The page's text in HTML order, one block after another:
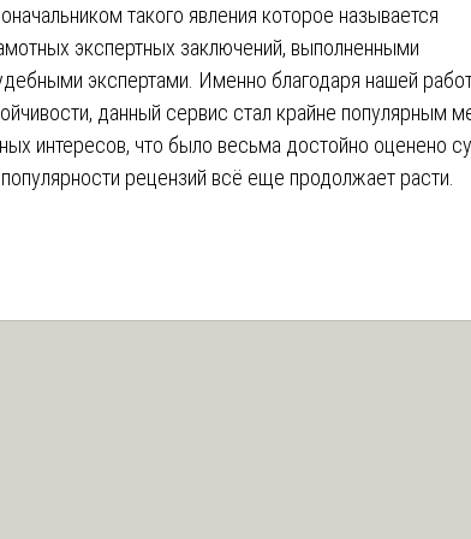
такого явления которое называется
экспертных заключений, выполненными
экспертами. Именно благодаря нашей
данный сервис стал крайне популярным
интересов, что было весьма достойно оценено
рецензий всё еще продолжает расти.